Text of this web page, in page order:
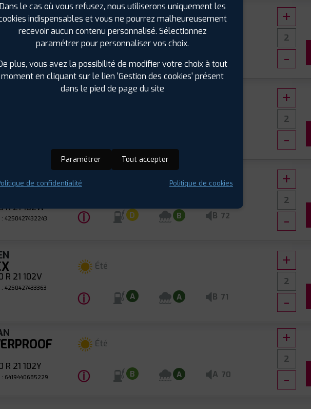
2
21 102V
: 3528705547943
Été
2
21 102Y
: 3528702672983
R 21 102W
: 4250427432243 ⓘ D B B 72
21 102V
: 4250427433363
Été
ⓘ A A B 71
21 102Y
: 6419440685229
Été
ⓘ B A A 70
Dans le cas où vous refusez, nous utiliserons uniquement les
indispensables et vous ne pourrez malheureusement
recevoir aucun contenu personnalisé. Sélectionnez
paramétrer pour personnaliser vos choix.
plus, vous avez la possibilité de modifier votre choix à tout
moment en cliquant sur le lien 'Gestion des cookies' présent
dans le pied de page du site
Paramétrer Tout accepter
de confidentialité Politique de cookies